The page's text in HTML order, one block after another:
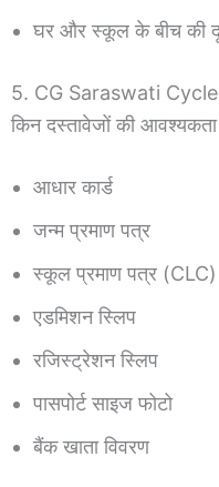
घर और स्कूल के बीच की
5. CG Saraswati Cycle
किन दस्तावेजों की
आधार कार्ड
जन्म प्रमाण पत्र
स्कूल प्रमाण पत्र (CLC)
एडमिशन स्लिप
रजिस्ट्रेशन स्लिप
पासपोर्ट साइज फोटो
बैंक खाता विवरण